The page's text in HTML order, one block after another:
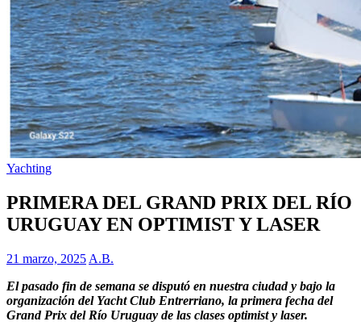
Yachting
PRIMERA DEL GRAND PRIX DEL RÍO
URUGUAY EN OPTIMIST Y LASER
21 marzo, 2025 A.B.
El pasado fin de semana se disputó en nuestra ciudad y bajo la
organización del Yacht Club Entrerriano, la primera fecha del
Grand Prix del Río Uruguay de las clases optimist y laser.